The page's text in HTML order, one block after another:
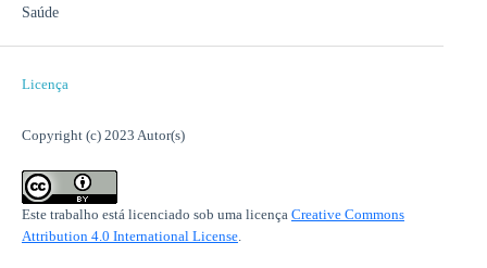
Saúde
Licença
Copyright (c) 2023 Autor(s)
Este trabalho está licenciado sob uma licença Creative Commons
Attribution 4.0 International License.